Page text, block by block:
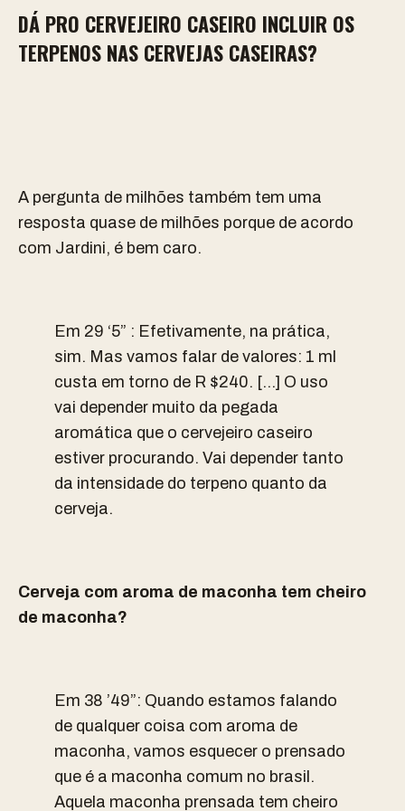
DÁ PRO CERVEJEIRO CASEIRO INCLUIR OS
TERPENOS NAS CERVEJAS CASEIRAS?
A pergunta de milhões também tem uma
resposta quase de milhões porque de acordo
com Jardini, é bem caro.
Em 29 ‘5” : Efetivamente, na prática,
sim. Mas vamos falar de valores: 1 ml
custa em torno de R $240. […] O uso
vai depender muito da pegada
aromática que o cervejeiro caseiro
estiver procurando. Vai depender tanto
da intensidade do terpeno quanto da
cerveja.
Cerveja com aroma de maconha tem cheiro
de maconha?
Em 38 ’49”: Quando estamos falando
de qualquer coisa com aroma de
maconha, vamos esquecer o prensado
que é a maconha comum no brasil.
Aquela maconha prensada tem cheiro